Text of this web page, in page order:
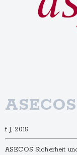
ASECOS
f J, 2015
ASECOS Sicherheit